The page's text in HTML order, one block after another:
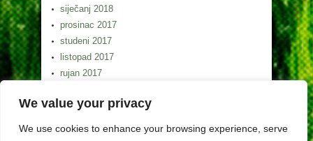
We value your privacy
We use cookies to enhance your browsing experience, serve
siječanj 2018
prosinac 2017
studeni 2017
listopad 2017
rujan 2017
srpanj 2017